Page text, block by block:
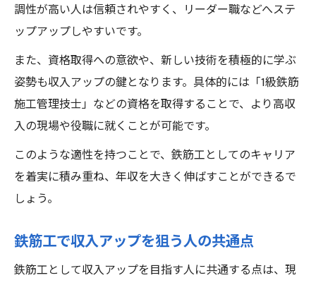
調性が高い人は信頼されやすく、リーダー職などへステ
ップアップしやすいです。
また、資格取得への意欲や、新しい技術を積極的に学ぶ
姿勢も収入アップの鍵となります。具体的には「1級鉄筋
施工管理技士」などの資格を取得することで、より高収
入の現場や役職に就くことが可能です。
このような適性を持つことで、鉄筋工としてのキャリア
を着実に積み重ね、年収を大きく伸ばすことができるで
しょう。
鉄筋工で収入アップを狙う人の共通点
鉄筋工として収入アップを目指す人に共通する点は、現